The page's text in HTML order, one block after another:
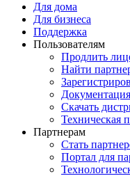
Для дома
Для бизнеса
Поддержка
Пользователям
Продлить
Найти
Документация
Скачать
Техническая
Партнерам
Стать
Портал для